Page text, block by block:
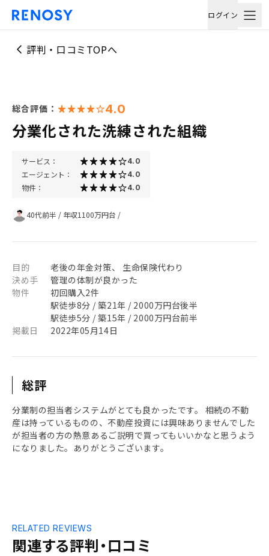
ログイン
評判・口コミTOPへ
総合評価： 4.0
分業化された洗練された組織
サービス： 4.0
エージェント： 4.0
物件： 4.0
40代前半 / 年収1100万円台 /
目的
老後の年金対策、 生命保険代わり
決め手
管理の体制が良かった
物件
初回購入2件
駅徒歩8分 / 築21年 / 2000万円台後半
駅徒歩5分 / 築15年 / 2000万円台前半
掲載日
2022年05月14日
総評
分業制の担当者システムがとても良かったです。 相続の不動
産は持っているものの、不動産投資には興味ありませんでした
が担当者の方の熱意あるご説明で買ってもいいかなと思うよう
になりました。ありがとうございます。
関連する評判・口コミ
RELATED REVIEWS